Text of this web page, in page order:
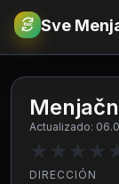
€RSD Sve
Actualizado:
★ ★ ★ ★
DIRECCIÓN